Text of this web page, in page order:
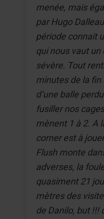
menée, mais
par Hugo
période connait
qui nous vaut
sévère. Tout
minutes de la
d’une balle
fusiller nos
mènent 1 à 2. A
corner est à
Flush monte
adverses, la
quasiment 21
mètres des
de Danilo, but !!!